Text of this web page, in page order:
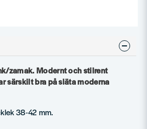
zamak. Modernt och stilrent
särskilt bra på släta moderna
38-42 mm.